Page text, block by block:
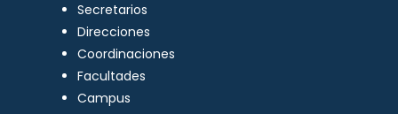
Secretarios
Direcciones
Coordinaciones
Facultades
Campus